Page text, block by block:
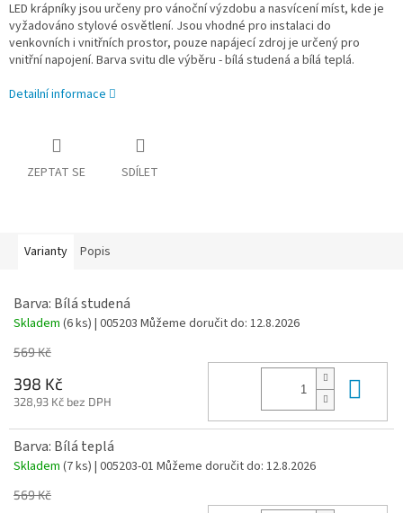
LED krápníky jsou určeny pro vánoční výzdobu a nasvícení míst, kde je
vyžadováno stylové osvětlení. Jsou vhodné pro instalaci do
venkovních i vnitřních prostor, pouze napájecí zdroj je určený pro
vnitřní napojení. Barva svitu dle výběru - bílá studená a bílá teplá.
Detailní informace
ZEPTAT SE SDÍLET
Varianty Popis
Barva: Bílá studená
Skladem (6 ks) | 005203 Můžeme doručit do: 12.8.2026
569 Kč
398 Kč
328,93 Kč bez DPH
Barva: Bílá teplá
Skladem (7 ks) | 005203-01 Můžeme doručit do: 12.8.2026
569 Kč